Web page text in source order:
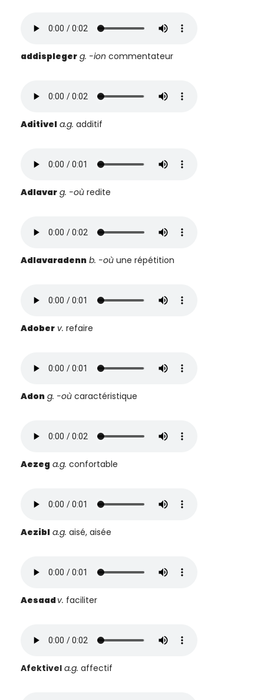
addispleger g. -ion commentateur
Aditivel a.g. additif
Adlavar g. -où redite
Adlavaradenn b. -où une répétition
Adober v. refaire
Adon g. -où caractéristique
Aezeg a.g. confortable
Aezibl a.g. aisé, aisée
Aesaadv. faciliter
Afektivel a.g. affectif